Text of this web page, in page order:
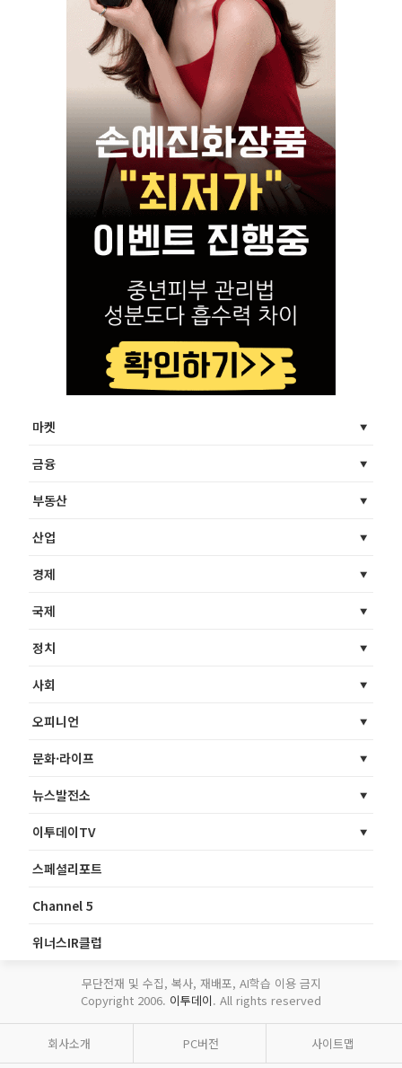
마켓
금융
부동산
산업
경제
국제
정치
사회
오피니언
문화·라이프
뉴스발전소
이투데이TV
스페셜리포트
Channel 5
위너스IR클럽
무단전재 및 수집, 복사, 재배포, AI학습 이용 금지
Copyright 2006. 이투데이. All rights reserved
회사소개 PC버전 사이트맵